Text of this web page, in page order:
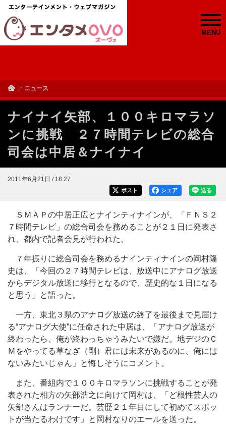
MENU
ニュース
ナイナイ矢部、１００キロマラソ
ンに挑戦 ２７時間テレビの総合
司会は中居＆ナイナイ
2011年6月21日 / 18:27
送る
シェア
ポスト
ＳＭＡＰの中居正広とナインティナインが、「ＦＮＳ２
７時間テレビ」の総合司会を務めることが２１日に発表さ
れ、都内で記者会見が行われた。
７年振りに総合司会を務めるナインティナインの岡村隆
史は、「今回の２７時間テレビは、放送中にアナログ放送
からデジタル放送に移行となるので、歴史的な１日になる
と思う」と語った。
一方、東北３県のアナログ放送の終了を最後まで見届け
る“アナログ大使”に任命された中居は、「アナログ放送が
終わったら、俺が終わっちゃうみたいで嫌だ。地デジのＣ
Ｍをやってる草なぎ（剛）君には未来があるのに、俺には
ないみたいじゃん」と悔しそうにコメント。
また、番組内で１００キロマラソンに挑戦することが発
表された相方の矢部浩之に向けて岡村は、「ど根性芸人の
矢部さんはランナーだ。芸歴２１年目にして初めてスポッ
トが当たるわけです」と岡村なりのエールを送った。